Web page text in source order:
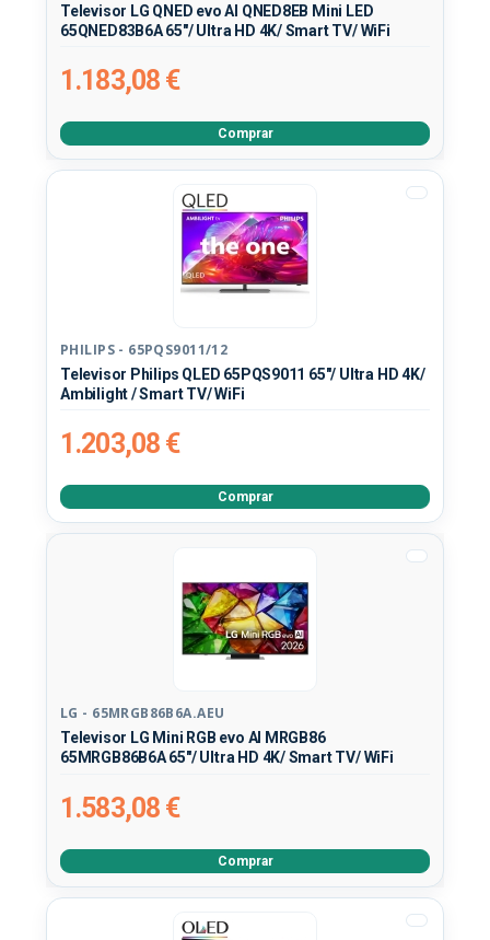
Televisor LG QNED evo AI QNED8EB Mini LED
65QNED83B6A 65"/ Ultra HD 4K/ Smart TV/ WiFi
1.183,08 €
Comprar
PHILIPS - 65PQS9011/12
Televisor Philips QLED 65PQS9011 65"/ Ultra HD 4K/
Ambilight / Smart TV/ WiFi
1.203,08 €
Comprar
LG - 65MRGB86B6A.AEU
Televisor LG Mini RGB evo AI MRGB86
65MRGB86B6A 65"/ Ultra HD 4K/ Smart TV/ WiFi
1.583,08 €
Comprar